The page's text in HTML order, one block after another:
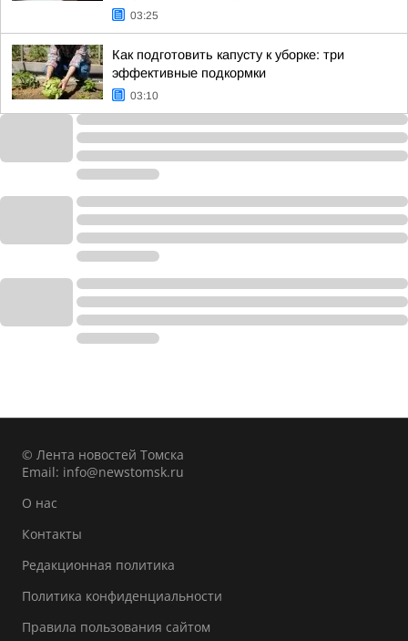
03:25
Как подготовить капусту к уборке: три
эффективные подкормки
03:10
© Лента новостей Томска
Email: info@newstomsk.ru
О нас
Контакты
Редакционная политика
Политика конфиденциальности
Правила пользования сайтом